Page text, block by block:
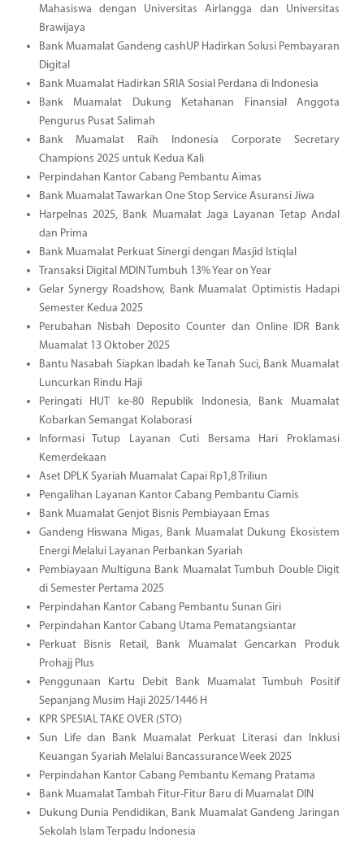
Mahasiswa dengan Universitas Airlangga dan Universitas
Brawijaya
Bank Muamalat Gandeng cashUP Hadirkan Solusi Pembayaran
Digital
Bank Muamalat Hadirkan SRIA Sosial Perdana di Indonesia
Bank Muamalat Dukung Ketahanan Finansial Anggota
Pengurus Pusat Salimah
Bank Muamalat Raih Indonesia Corporate Secretary
Champions 2025 untuk Kedua Kali
Perpindahan Kantor Cabang Pembantu Aimas
Bank Muamalat Tawarkan One Stop Service Asuransi Jiwa
Harpelnas 2025, Bank Muamalat Jaga Layanan Tetap Andal
dan Prima
Bank Muamalat Perkuat Sinergi dengan Masjid Istiqlal
Transaksi Digital MDIN Tumbuh 13% Year on Year
Gelar Synergy Roadshow, Bank Muamalat Optimistis Hadapi
Semester Kedua 2025
Perubahan Nisbah Deposito Counter dan Online IDR Bank
Muamalat 13 Oktober 2025
Bantu Nasabah Siapkan Ibadah ke Tanah Suci, Bank Muamalat
Luncurkan Rindu Haji
Peringati HUT ke-80 Republik Indonesia, Bank Muamalat
Kobarkan Semangat Kolaborasi
Informasi Tutup Layanan Cuti Bersama Hari Proklamasi
Kemerdekaan
Aset DPLK Syariah Muamalat Capai Rp1,8 Triliun
Pengalihan Layanan Kantor Cabang Pembantu Ciamis
Bank Muamalat Genjot Bisnis Pembiayaan Emas
Gandeng Hiswana Migas, Bank Muamalat Dukung Ekosistem
Energi Melalui Layanan Perbankan Syariah
Pembiayaan Multiguna Bank Muamalat Tumbuh Double Digit
di Semester Pertama 2025
Perpindahan Kantor Cabang Pembantu Sunan Giri
Perpindahan Kantor Cabang Utama Pematangsiantar
Perkuat Bisnis Retail, Bank Muamalat Gencarkan Produk
Prohajj Plus
Penggunaan Kartu Debit Bank Muamalat Tumbuh Positif
Sepanjang Musim Haji 2025/1446 H
KPR SPESIAL TAKE OVER (STO)
Sun Life dan Bank Muamalat Perkuat Literasi dan Inklusi
Keuangan Syariah Melalui Bancassurance Week 2025
Perpindahan Kantor Cabang Pembantu Kemang Pratama
Bank Muamalat Tambah Fitur-Fitur Baru di Muamalat DIN
Dukung Dunia Pendidikan, Bank Muamalat Gandeng Jaringan
Sekolah Islam Terpadu Indonesia